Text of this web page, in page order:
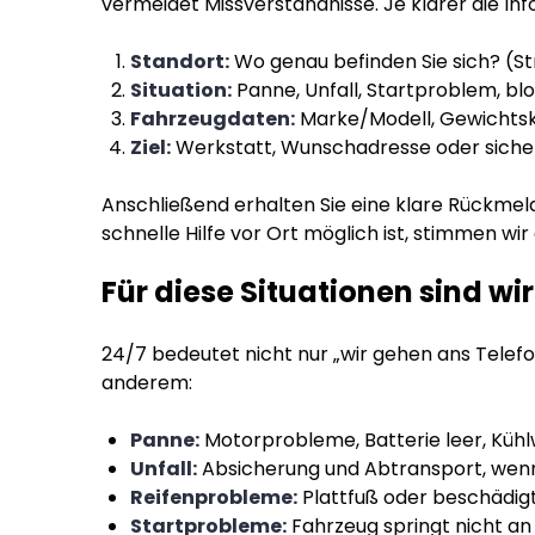
Standort:Wo genau befinden Sie sich?
Situation: Panne, Unfall, Startproblem,
Fahrzeugdaten: Marke/Modell,
Ziel:Werkstatt, Wunschadresse oder
Anschließend erhalten Sie eine klare
schnelle Hilfe vor Ort möglich ist, stimmen
Für diese Situationen sind
24/7 bedeutet nicht nur „wir gehen ans
anderem:
Panne: Motorprobleme, Batterie leer,
Unfall:Absicherung und Abtransport,
Reifenprobleme: Plattfuß oder
Startprobleme: Fahrzeug springt nicht